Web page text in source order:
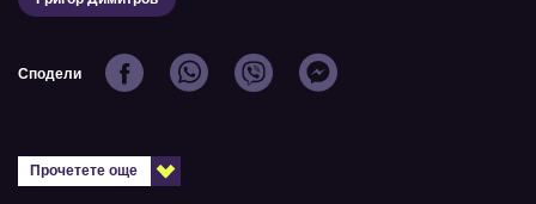
Сподели
Прочетете още